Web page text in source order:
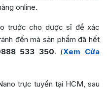
online.
trước cho dược sĩ để xác
đến mà sản phẩm đã hết
533 350. (Xem Cửa
trực tuyến tại HCM, sau